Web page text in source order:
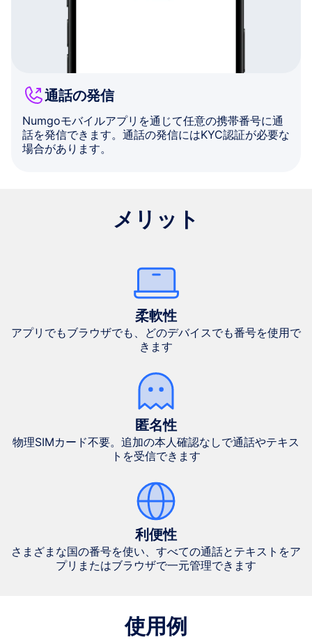
通話の発信
Numgoモバイルアプリを通じて任意の携帯番号に通
話を発信できます。通話の発信にはKYC認証が必要な
場合があります。
メリット
柔軟性
アプリでもブラウザでも、どのデバイスでも番号を使用で
きます
匿名性
物理SIMカード不要。追加の本人確認なしで通話やテキス
トを受信できます
利便性
さまざまな国の番号を使い、すべての通話とテキストをア
プリまたはブラウザで一元管理できます
使用例